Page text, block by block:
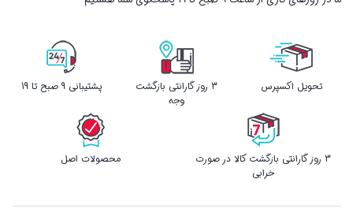
تحویل اکسپرس
3 روز گارانتی بازگشت
وجه
پشتیبانی 9 صبح تا 19
3 روز گارانتی بازگشت کالا در صورت
خرابی
محصولات اصل